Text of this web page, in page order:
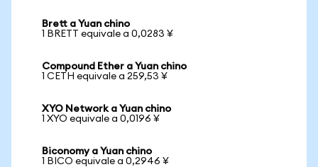
Brett a Yuan chino
1 BRETT equivale a 0,0283 ¥
Compound Ether a Yuan chino
1 CETH equivale a 259,53 ¥
XYO Network a Yuan chino
1 XYO equivale a 0,0196 ¥
Biconomy a Yuan chino
1 BICO equivale a 0,2946 ¥